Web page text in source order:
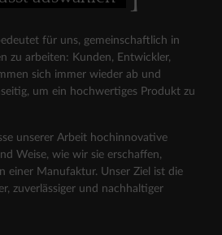
für uns, gemeinschaftlich in
zu arbeiten: Kunden, Entwickler,
sich immer wieder ab und
um ein hochwertiges Produkt zu
unserer Arbeit hochinnovative
Weise, wie wir sie erschaffen,
einer Manufaktur. Unser Ziel ist die
zuverlässiger und nachhaltiger